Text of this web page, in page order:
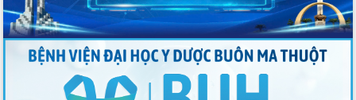
Đắk Lắk định vị thương hiệu du lịch
“Biển – Rừng – Cà phê” trong không
gian phát triển mới
Hội nghị chia sẻ kinh nghiệm, chuyển
giao kỹ thuật y tế, định hướng phát
triển chuyên sâu đến 2030